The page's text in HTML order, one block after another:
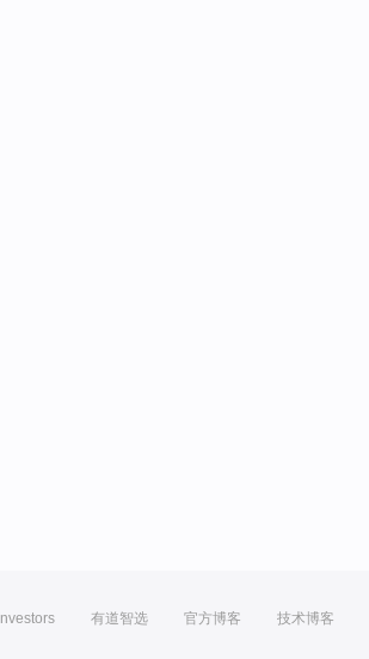
Investors 有道智选 官方博客 技术博客